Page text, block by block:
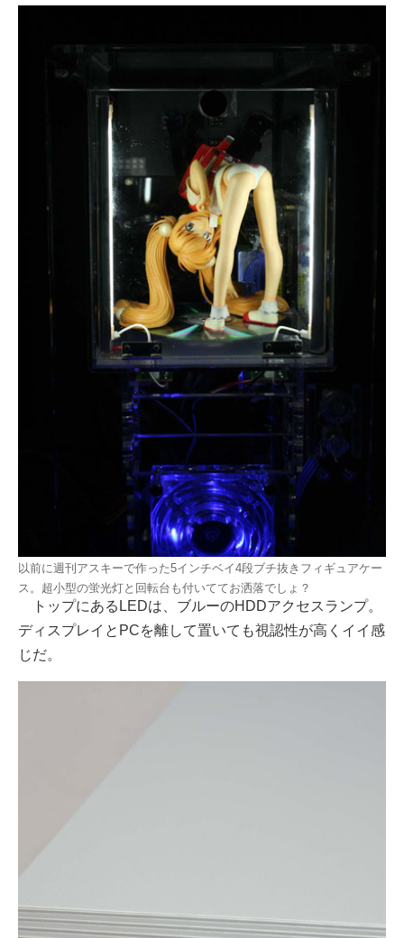
以前に週刊アスキーで作った5インチベイ4段ブチ抜きフィギュアケー
ス。超小型の蛍光灯と回転台も付いててお洒落でしょ？
トップにあるLEDは、ブルーのHDDアクセスランプ。
ディスプレイとPCを離して置いても視認性が高くイイ感
じだ。